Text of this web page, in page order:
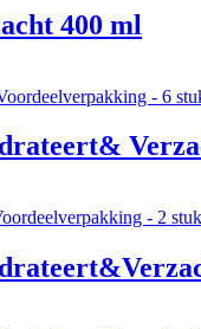
400 ml